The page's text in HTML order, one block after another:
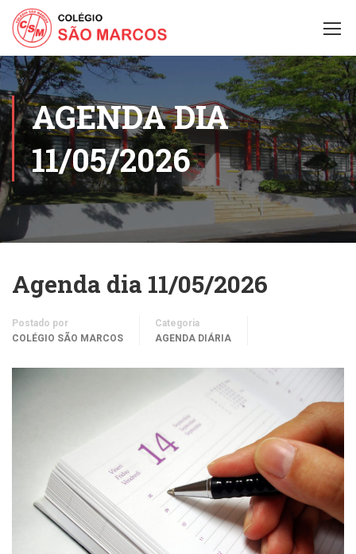
AGENDA DIA
11/05/2026
Agenda dia 11/05/2026
Postado por
COLÉGIO SÃO MARCOS
Categoria
AGENDA DIÁRIA